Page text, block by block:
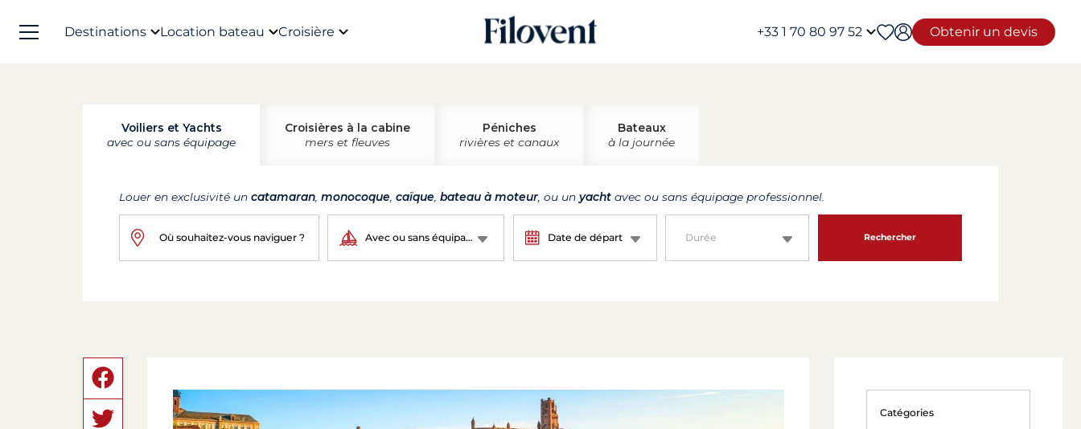
Destinations Location bateau Croisière +33 1 70 80 97 52 Obtenir un devis
Voiliers et Yachts
avec ou sans équipage
Croisières à la cabine
mers et fleuves
Péniches
rivières et canaux
Bateaux
à la journée
Louer en exclusivité un catamaran monocoque caïque bateau à moteur , ou un yacht avec ou sans équipage professionnel.
Avec ou sans équipage ? Date de départ Durée Rechercher